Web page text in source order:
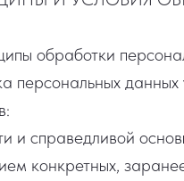
обработки
персональных
и справедливой
конкретных,